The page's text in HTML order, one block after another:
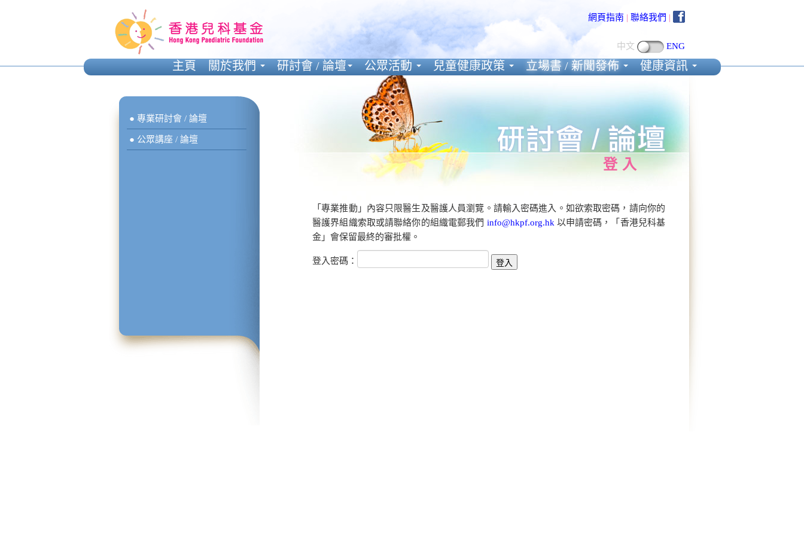
網頁指南 | 聯絡我們 |
中文 ENG
● 專業研討會 / 論壇
● 公眾講座 / 論壇
登入
「專業推動」內容只限醫生及醫護人員瀏覽。請輸入密碼進入。如欲索取密碼，請向你的
醫護界組織索取或請聯絡你的組織電郵我們 info@hkpf.org.hk 以申請密碼，「香港兒科基
金」會保留最終的審批權。
登入密碼：
主頁 關於我們 研討會 / 論壇 公眾活動 兒童健康政策 立場書 / 新聞發佈 健康資訊